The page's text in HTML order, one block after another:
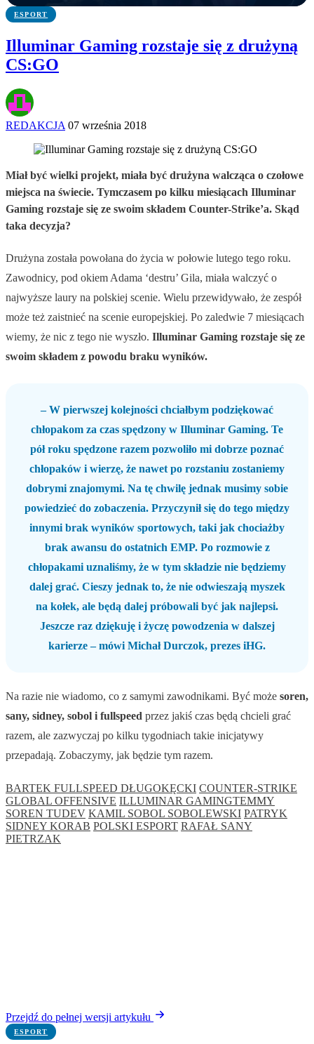
ESPORT
Illuminar Gaming rozstaje się z drużyną
CS:GO
REDAKCJA 07 września 2018
Miał być wielki projekt, miała być drużyna walcząca o czołowe
miejsca na świecie. Tymczasem po kilku miesiącach Illuminar
Gaming rozstaje się ze swoim składem Counter-Strike’a. Skąd
taka decyzja?
Drużyna została powołana do życia w połowie lutego tego roku.
Zawodnicy, pod okiem Adama ‘destru’ Gila, miała walczyć o
najwyższe laury na polskiej scenie. Wielu przewidywało, że zespół
może też zaistnieć na scenie europejskiej. Po zaledwie 7 miesiącach
wiemy, że nic z tego nie wyszło. Illuminar Gaming rozstaje się ze
swoim składem z powodu braku wyników.
– W pierwszej kolejności chciałbym podziękować
chłopakom za czas spędzony w Illuminar Gaming. Te
pół roku spędzone razem pozwoliło mi dobrze poznać
chłopaków i wierzę, że nawet po rozstaniu zostaniemy
dobrymi znajomymi. Na tę chwilę jednak musimy sobie
powiedzieć do zobaczenia. Przyczynił się do tego między
innymi brak wyników sportowych, taki jak chociażby
brak awansu do ostatnich EMP. Po rozmowie z
chłopakami uznaliśmy, że w tym składzie nie będziemy
dalej grać. Cieszy jednak to, że nie odwieszają myszek
na kołek, ale będą dalej próbowali być jak najlepsi.
Jeszcze raz dziękuję i życzę powodzenia w dalszej
karierze – mówi Michał Durczok, prezes iHG.
Na razie nie wiadomo, co z samymi zawodnikami. Być może soren,
sany, sidney, sobol i fullspeed przez jakiś czas będą chcieli grać
razem, ale zazwyczaj po kilku tygodniach takie inicjatywy
przepadają. Zobaczymy, jak będzie tym razem.
BARTEK FULLSPEED DŁUGOKĘCKI COUNTER-STRIKE
GLOBAL OFFENSIVE ILLUMINAR GAMINGTEMMY
SOREN TUDEV KAMIL SOBOL SOBOLEWSKI PATRYK
SIDNEY KORAB POLSKI ESPORT RAFAŁ SANY
PIETRZAK
Przejdź do pełnej wersji artykułu
ESPORT